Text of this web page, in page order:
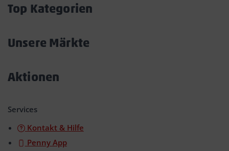
Top Kategorien
Unsere Märkte
Aktionen
Services
Kontakt & Hilfe
Penny App